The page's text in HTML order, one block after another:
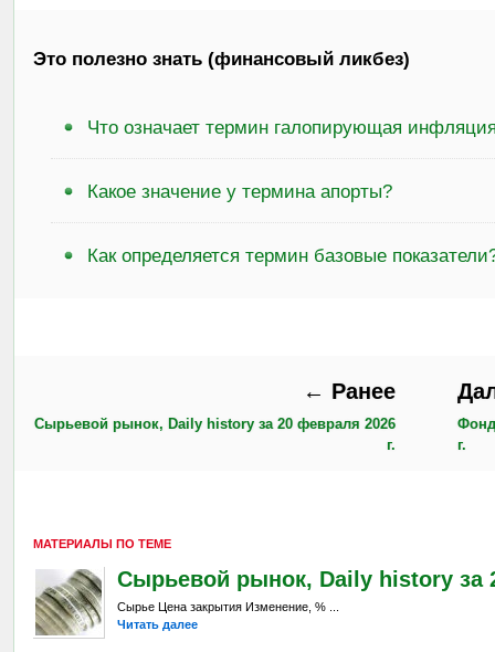
Это полезно знать (финансовый ликбез)
Что означает термин галопирующая
Какое значение у термина апорты?
Как определяется термин базовые
← Ранее
Сырьевой рынок, Daily history за 20 февраля 2026
г.
г.
МАТЕРИАЛЫ ПО ТЕМЕ
Сырьевой рынок, Daily history за
Сырье Цена закрытия Изменение, % ...
Читать далее